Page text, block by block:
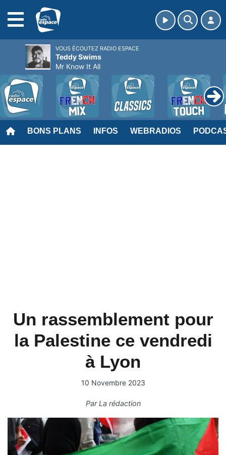
BONS PLANS INFOS WEBRADIOS
Un rassemblement pour
la Palestine ce vendredi
à Lyon
10 Novembre 2023
ParLa rédaction
VOUS ÉCOUTEZ RADIO ESPACE
Teddy Swims
Mr Know It All